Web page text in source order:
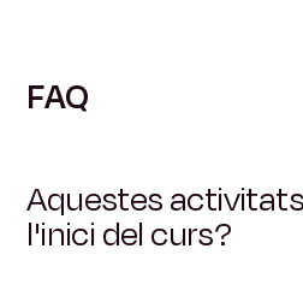
FAQ
Aquestes
l'inici del curs?